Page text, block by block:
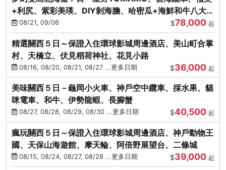
+利尻、紫彩美瑛、DIY剝海膽、哈密瓜+海鮮和牛八大螃
蟹吃到飽
08/21, 09/06 $78,000 起
精選關西５日～保證入住環球影城周邊酒店、美山町合掌
村、天橋立、伏見稻荷神社、花見小路
08/16, 08/20, 08/21, 08/27 ...更多日期 $36,000 起
美味關西５日－龜岡小火車、神戶空中纜車、採水果、貓
咪電車、和牛、伊勢龍蝦、長腳蟹
08/27, 08/28, 08/29, 08/30 ...更多日期 $40,500 起
瘋玩關西５日～保證入住環球影城周邊酒店、神戶動物王
國、天保山海遊館、摩天輪、阿倍野展望台、二條城
08/15, 08/24, 08/27, 08/28 ...更多日期 $39,000 起